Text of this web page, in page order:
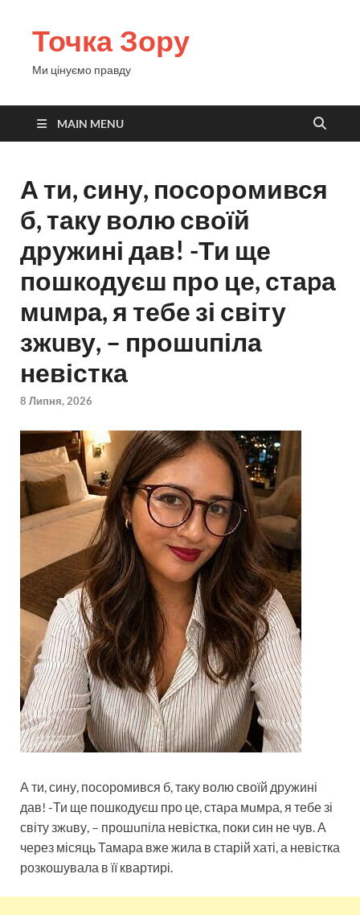
Точка Зору
Ми цінуємо правду
MAIN MENU
А ти, сину, посоромився
б, таку волю своїй
дружині дав! -Ти ще
пошкoдуєш про це, стаpа
мuмpа, я тебе зі світу
зжuву, – прошuпіла
невістка
8 Липня, 2026
А ти, сину, посоромився б, таку волю своїй дружині
дав! -Ти ще пошкодуєш про це, стаpа мuмpа, я тебе зі
світу зжuву, – прошuпіла невістка, поки син не чув. А
через місяць Тамара вже жила в старій хаті, а невістка
розкошувала в її квартирі.